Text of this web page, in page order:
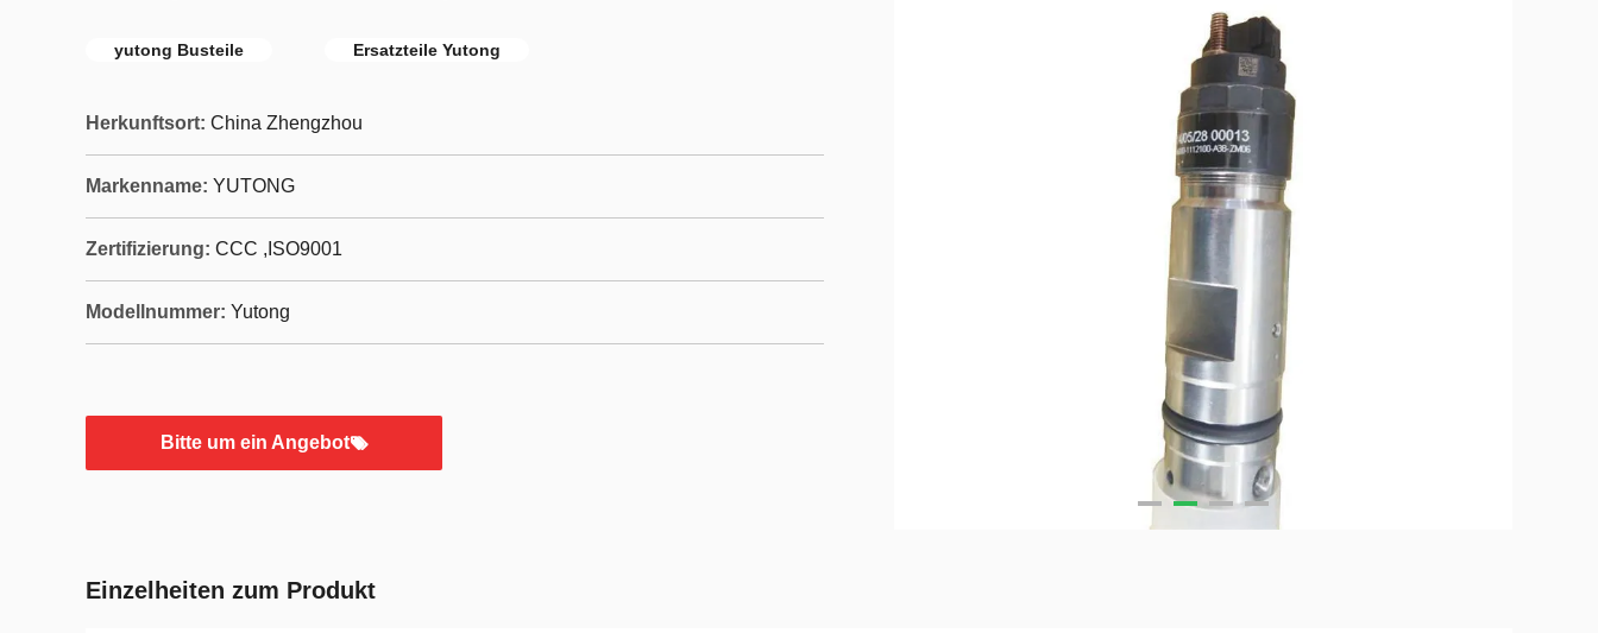
yutong Busteile Ersatzteile Yutong
Herkunftsort: China Zhengzhou
Markenname: YUTONG
Zertifizierung: CCC ,ISO9001
Modellnummer: Yutong
Bitte um ein Angebot
Einzelheiten zum Produkt